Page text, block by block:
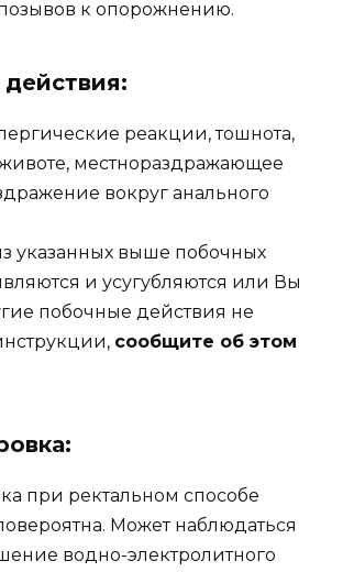
к опорожнению.
реакции, тошнота,
местнораздражающее
вокруг анального
указанных выше побочных
и усугубляются или Вы
побочные действия не
сообщите об этом
при ректальном способе
Может наблюдаться
водно-электролитного